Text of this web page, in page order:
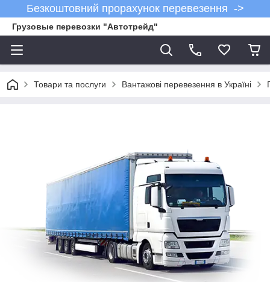
Безкоштовний прорахунок перевезення ->
Грузовые перевозки "Автотрейд"
Товари та послуги Вантажові перевезення в Україні